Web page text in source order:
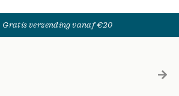
Gratis verzending vanaf €20